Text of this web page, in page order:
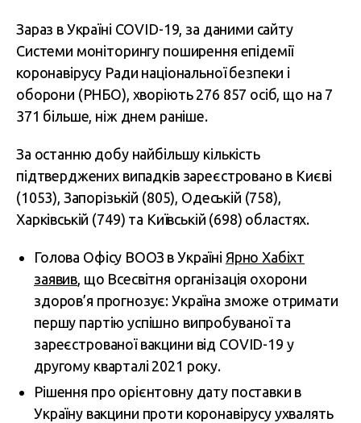
Зараз в Україні COVID-19, за даними сайту
Системи моніторингу поширення епідемії
коронавірусу Ради національної безпеки і
оборони (РНБО), хворіють 276 857 осіб, що на 7
371 більше, ніж днем раніше.
За останню добу найбільшу кількість
підтверджених випадків зареєстровано в Києві
(1053), Запорізькій (805), Одеській (758),
Харківській (749) та Київській (698) областях.
Голова Офісу ВООЗ в Україні Ярно Хабіхт
заявив, що Всесвітня організація охорони
здоров’я прогнозує: Україна зможе отримати
першу партію успішно випробуваної та
зареєстрованої вакцини від COVID-19 у
другому кварталі 2021 року.
Рішення про орієнтовну дату поставки в
Україну вакцини проти коронавірусу ухвалять